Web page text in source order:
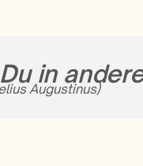
in
Augustinus)